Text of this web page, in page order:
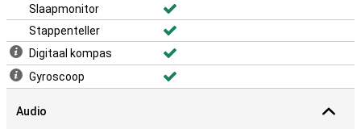
Slaapmonitor
Stappenteller
Digitaal kompas
Gyroscoop
Audio